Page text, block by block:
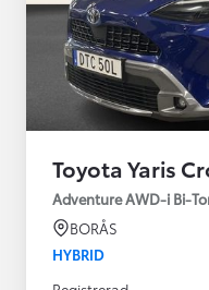
Toyota Yaris
Adventure AWD-i Bi-
BORÅS
HYBRID